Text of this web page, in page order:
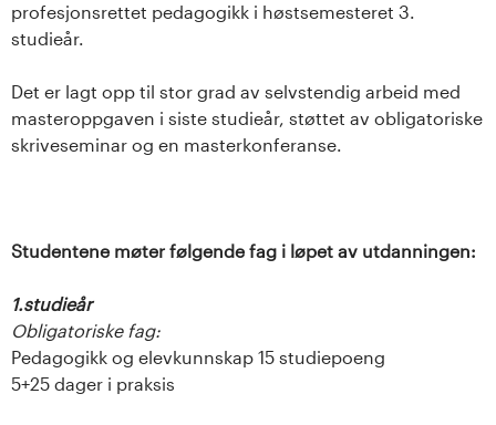
profesjonsrettet pedagogikk i høstsemesteret 3.
studieår.
Det er lagt opp til stor grad av selvstendig arbeid med
masteroppgaven i siste studieår, støttet av obligatoriske
skriveseminar og en masterkonferanse.
Studentene møter følgende fag i løpet av utdanningen:
1.studieår
Obligatoriske fag:
Pedagogikk og elevkunnskap 15 studiepoeng
5+25 dager i praksis